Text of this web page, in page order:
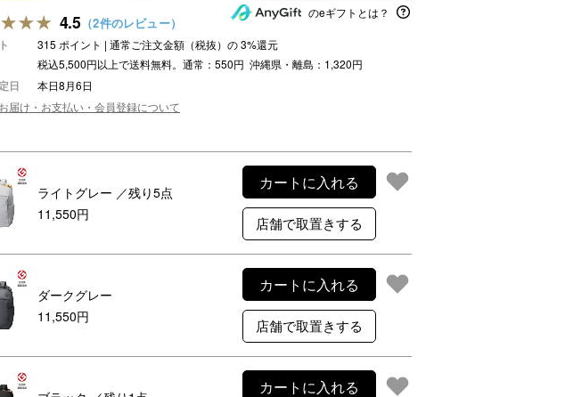
ィケア
・キッズアイテム more
ちゃ・トイ
他ベビー・キッズアイテム
SUPPORT
ご利用案内
ギフトサービス
のeギフトとは？
4.5 （2件のレビュー）
315 ポイント | 通常ご注文金額（税抜）の3%還元
税込5,500円以上で送料無料。通常：550円 沖縄県・離島：1,320円
日
本日8月6日
届け・お支払い・会員登録について
ライトグレー ／残り5点
11,550円
カートに入れる
ダークグレー
11,550円
カートに入れる
カートに入れる